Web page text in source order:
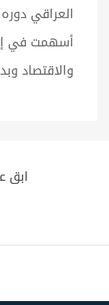
العراقي
أسهمت في
والاقتصاد
ابق